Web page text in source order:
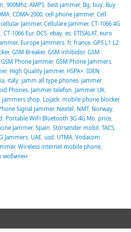
900Mhz, AMPS, best jammer, Bg buy, Buy
, CDMA-2000, cell phone jammer, Cell
cellular Jammer, Cellulare Jammer, CT-1066 4G
CT-1066 Eur, DCS, ebay, es, ETISALAT, euro
, Europe Jammers, fr, france, GPS L1 L2
, GSM Breaker, GSM inhibidor, GSM
GSM Phone Jammer, GSM Phone Jammers,
, High Quality Jammer, HSPA+, IDEN
, italy, jamm all type phones, jammer
Phones, Jammer telefon Jammer UK,
jammers shop, Lojack, mobile phone blocker,
Signal Jammer, Nextel NMT, Norway,
Portable WiFi Bluetooth 3G 4G Mo, price,
Jammer, Spain Störsender mobil TACS,
Jammers, UAE, usd UTMA, Vodacom
, Wireless internet mobile phone,
мобилен